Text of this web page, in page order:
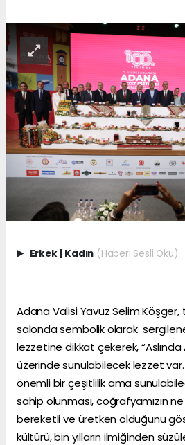
Erkek | Kadın (Haberi Sesli Oku)
Adana Valisi Yavuz Selim Köşger,
salonda sembolik olarak
lezzetine dikkat çekerek, “Aslında
üzerinde sunulabilecek lezzet
önemli bir çeşitlilik ama
sahip olunması, coğrafyamızın
bereketli ve üretken olduğunu
kültürü, bin yılların ilmiğinden